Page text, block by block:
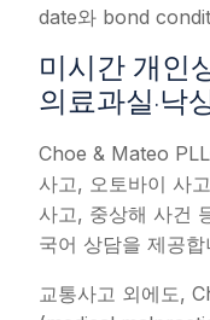
date와 bond
미시간 개인
의료과실·낙
Choe & Mateo
사고, 오토바이 사
사고, 중상해 사건
국어 상담을 제공합
교통사고 외에도,